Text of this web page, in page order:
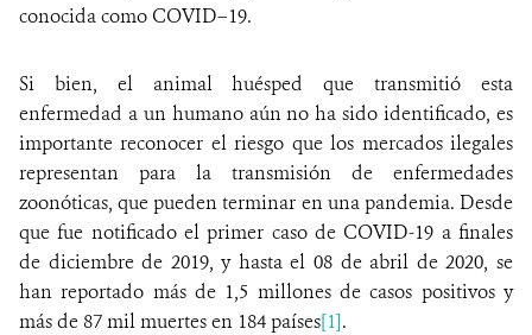
conocida como COVID–19.
Si bien, el animal huésped que transmitió esta
enfermedad a un humano aún no ha sido identificado, es
importante reconocer el riesgo que los mercados ilegales
representan para la transmisión de enfermedades
zoonóticas, que pueden terminar en una pandemia. Desde
que fue notificado el primer caso de COVID-19 a finales
de diciembre de 2019, y hasta el 08 de abril de 2020, se
han reportado más de 1,5 millones de casos positivos y
más de 87 mil muertes en 184 países[1].